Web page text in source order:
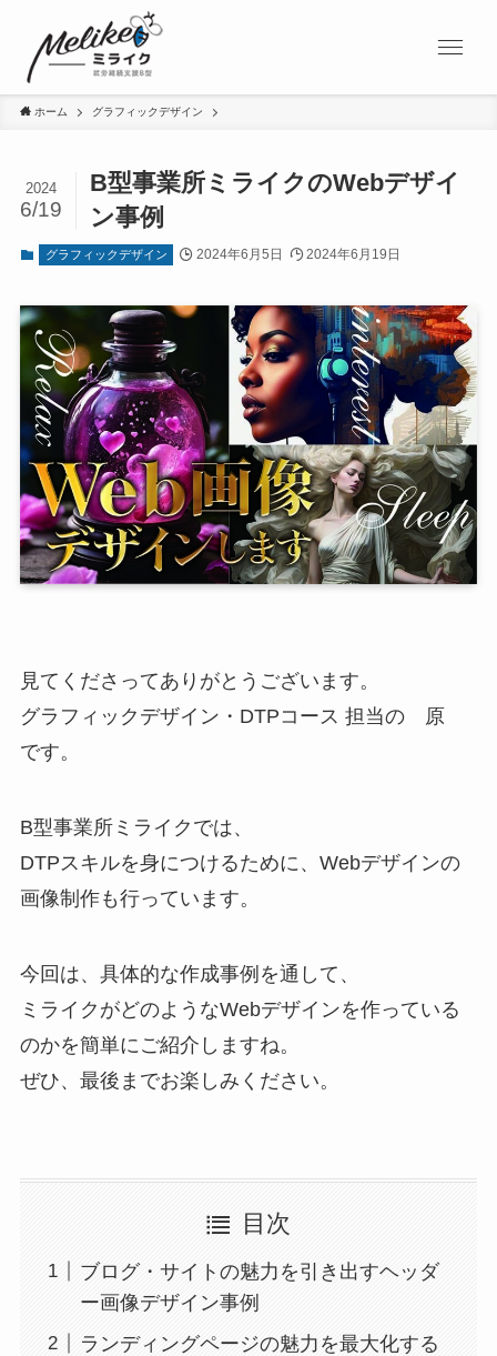
ホーム グラフィックデザイン
B型事業所ミライクのWebデザイ
ン事例
2024
6/19
グラフィックデザイン 2024年6月5日 2024年6月19日
見てくださってありがとうございます。
グラフィックデザイン・DTPコース 担当の 原
です。
B型事業所ミライクでは、
DTPスキルを身につけるために、Webデザインの
画像制作も行っています。
今回は、具体的な作成事例を通して、
ミライクがどのようなWebデザインを作っている
のかを簡単にご紹介しますね。
ぜひ、最後までお楽しみください。
目次
ブログ・サイトの魅力を引き出すヘッダ
ー画像デザイン事例
ランディングページの魅力を最大化する